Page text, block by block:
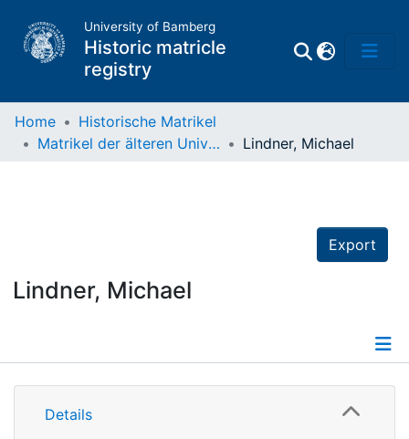
University of Bamberg
Historic matricle
registry
Home
Historische Matrikel
Matrikel der älteren Universität
Lindner, Michael
Export
Lindner, Michael
Details
Details